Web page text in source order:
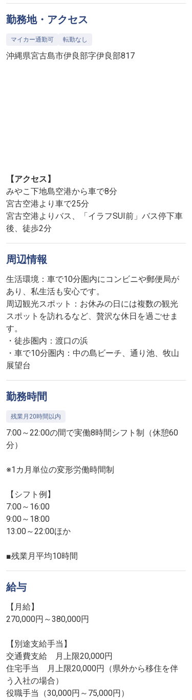
勤務地・アクセス
マイカー通勤可 転勤なし
沖縄県宮古島市伊良部字伊良部817
【アクセス】
みやこ下地島空港から車で8分
宮古空港より車で25分
宮古空港よりバス、「イラフSUI前」バス停下車
後、徒歩2分
周辺情報
生活環境：車で10分圏内にコンビニや郵便局が
あり、私生活も安心です。
周辺観光スポット：お休みの日には複数の観光
スポットを訪れるなど、贅沢な休日を過ごせま
す。
・徒歩圏内：渡口の浜
・車で10分圏内：中の島ビーチ、通り池、牧山
展望台
勤務時間
残業月20時間以内
7:00～22:00の間で実働8時間シフト制（休憩60
分）
※1カ月単位の変形労働時間制
【シフト例】
7:00～16:00
9:00～18:00
13:00～22:00ほか
■残業月平均10時間
給与
【月給】
270,000円～380,000円
【別途支給手当】
交通費支給 月上限20,000円
住宅手当 月上限20,000円（県外から移住を伴
う入社の場合）
役職手当（30,000円～75,000円）